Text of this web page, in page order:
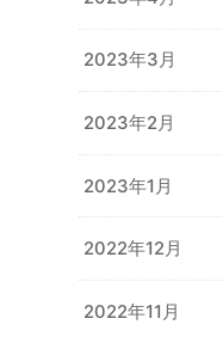
2023年3月
2023年2月
2023年1月
2022年12月
2022年11月